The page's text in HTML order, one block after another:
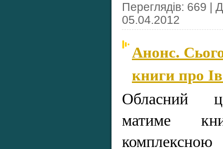
Переглядів: 669 |
05.04.2012
Анонс.
книги про
Обласний
матиме